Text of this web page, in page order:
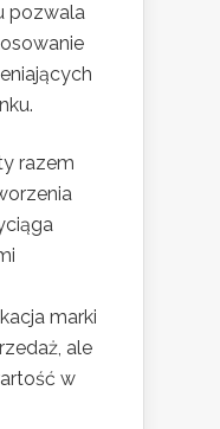
pozwala
razem
marki
ale
w